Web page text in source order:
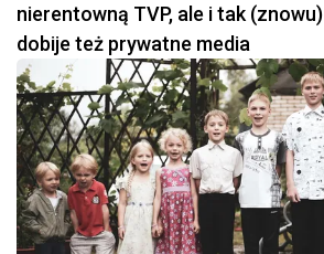
nierentowną TVP, ale i tak
dobije też prywatne media